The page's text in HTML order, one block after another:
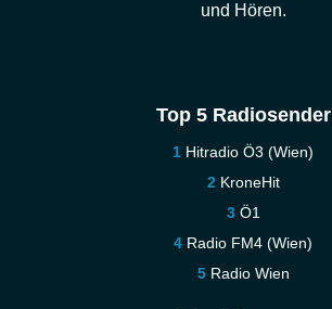
und Hören.
Top 5 Radiosender
Hitradio Ö3 (Wien)
KroneHit
Ö1
Radio FM4 (Wien)
Radio Wien